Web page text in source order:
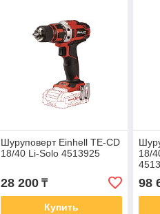
Шуруповерт Einhell TE-CD
18/40 Li-Solo 4513925
28 200₸
Купить
18/
98